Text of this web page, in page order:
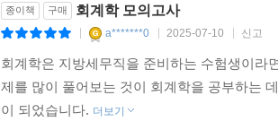
종이책 구매 회계학 모의고사
a*******0 2025-07-10 신고
회계학은 지방세무직을 준비하는 수험생이라
제를 많이 풀어보는 것이 회계학을 공부하는
이 되었습니다. 더보기